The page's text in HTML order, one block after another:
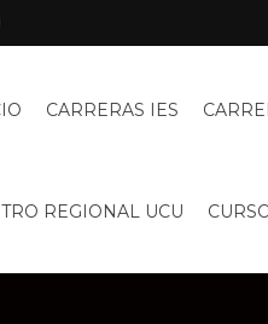
CARRERAS IES
REGIONAL UCU